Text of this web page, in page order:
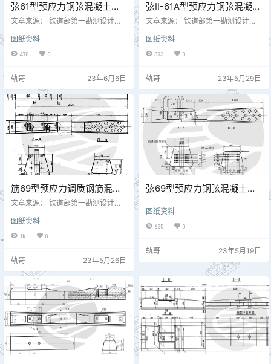
弦61型预应力钢弦混凝土轨
枕外形尺寸图 专线(65)3046
文章来源： 铁道部第一勘测设计院
第6篇 轨道》1979.05
图纸资料
470 0
轨哥 23年6月6日
弦Ⅱ-61A型预应力钢弦混凝土
轨枕外形尺寸图 专线3012-4
文章来源： 铁道部第一勘测设计院
第6篇 轨道》1979.05
图纸资料
393 0
轨哥 23年5月29日
筋69型预应力调质钢筋混凝
土轨枕外形尺寸图 线研
文章来源： 铁道部第一勘测设计院
第6篇 轨道》1979.05
图纸资料
1k 0
轨哥 23年5月26日
弦69型预应力钢弦混凝土枕
图纸资料
625 0
轨哥 23年5月19日